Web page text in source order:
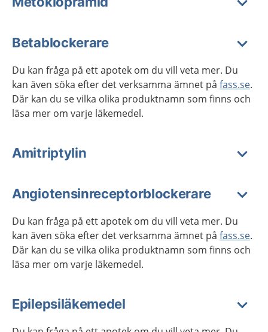
Betablockerare
Du kan fråga på ett apotek om du vill veta mer. Du
kan även söka efter det verksamma ämnet på fass.se.
Där kan du se vilka olika produktnamn som finns och
läsa mer om varje läkemedel.
Amitriptylin
Angiotensinreceptorblockerare
Du kan fråga på ett apotek om du vill veta mer. Du
kan även söka efter det verksamma ämnet på fass.se.
Där kan du se vilka olika produktnamn som finns och
läsa mer om varje läkemedel.
Epilepsiläkemedel